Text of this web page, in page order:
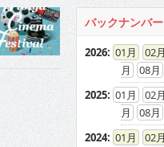
バックナンバー
2026: 01 02
08
2025: 01 02
08
2024: 01 02